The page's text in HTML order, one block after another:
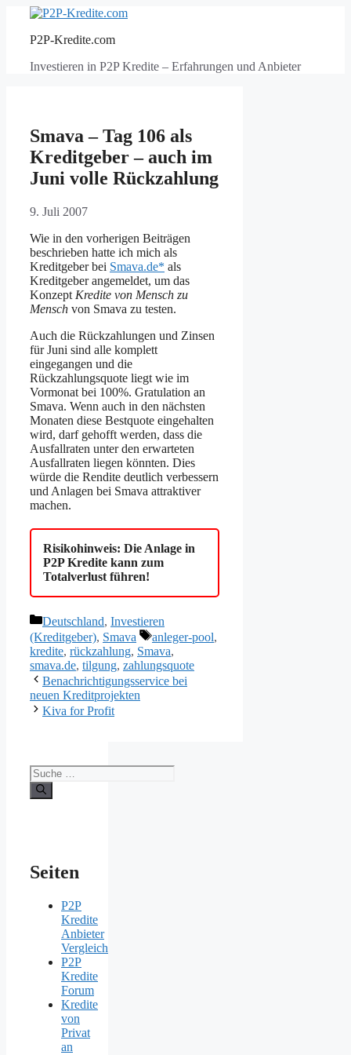
springenP2P-Kredite.com
Investieren in P2P Kredite – Erfahrungen und Anbieter
Smava – Tag 106 als
Kreditgeber – auch im
Juni volle Rückzahlung
9. Juli 2007
Wie in den vorherigen Beiträgen
beschrieben hatte ich mich als
Kreditgeber bei Smava.de* als
Kreditgeber angemeldet, um das
Konzept Kredite von Mensch zu
Mensch von Smava zu testen.
Auch die Rückzahlungen und Zinsen
für Juni sind alle komplett
eingegangen und die
Rückzahlungsquote liegt wie im
Vormonat bei 100%. Gratulation an
Smava. Wenn auch in den nächsten
Monaten diese Bestquote eingehalten
wird, darf gehofft werden, dass die
Ausfallraten unter den erwarteten
Ausfallraten liegen könnten. Dies
würde die Rendite deutlich verbessern
und Anlagen bei Smava attraktiver
machen.
Risikohinweis: Die Anlage in
P2P Kredite kann zum
Totalverlust führen!
Kategorien
Deutschland, Investieren
(Kreditgeber), Smava Schlagwörter
anleger-pool,
kredite, rückzahlung, Smava,
smava.de, tilgung, zahlungsquote
Benachrichtigungsservice bei
neuen Kreditprojekten
Kiva for Profit
Suche
nach:
Seiten
P2P
Kredite
Anbieter
Vergleich
P2P
Kredite
Forum
Kredite
von
Privat
an